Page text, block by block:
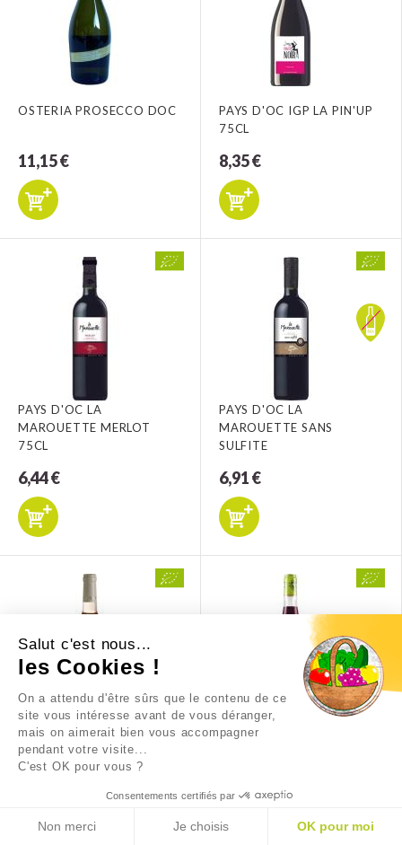
Salut c'est nous...
les Cookies !
On a attendu d'être sûrs que le contenu de ce
site vous intéresse avant de vous déranger,
mais on aimerait bien vous accompagner
pendant votre visite...
C'est OK pour vous ?
Consentements certifiés par
Non merci Je choisis OK pour moi
OSTERIA PROSECCO DOC
11,15 €
PAYS D'OC IGP LA PIN'UP
75CL
8,35 €
PAYS D'OC LA
MAROUETTE MERLOT
75CL
6,44 €
PAYS D'OC LA
MAROUETTE SANS
SULFITE
6,91 €
PAYS D'OC ROSE LES
CISTES 75CL
PAYS D'OC SYRAH "TEMPS
7,71 €